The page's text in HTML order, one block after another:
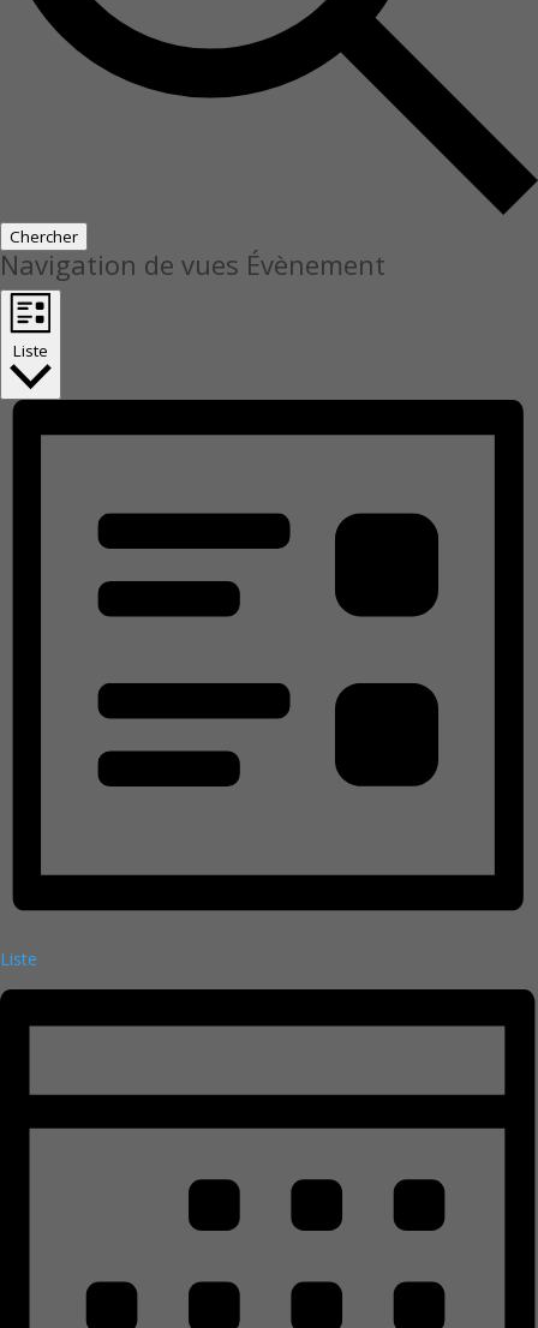
Chercher
Navigation de vues Évènement
Liste
Liste